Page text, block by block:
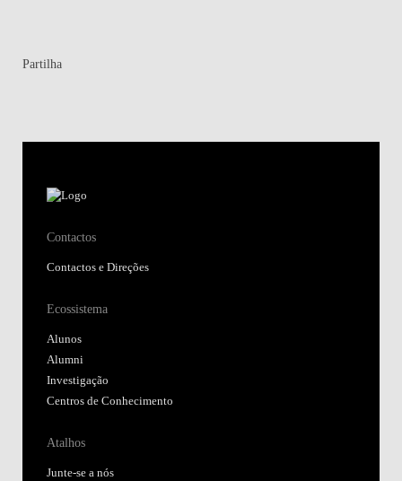
Partilha
Contactos
Contactos e Direções
Ecossistema
Alunos
Alumni
Investigação
Centros de Conhecimento
Atalhos
Junte-se a nós